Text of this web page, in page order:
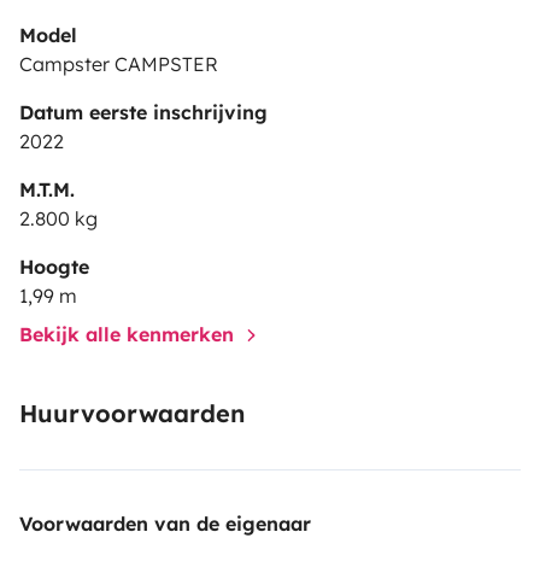
Model
Campster CAMPSTER
Datum eerste inschrijving
2022
M.T.M.
2.800 kg
Hoogte
1,99 m
Bekijk alle kenmerken
Huurvoorwaarden
Voorwaarden van de eigenaar